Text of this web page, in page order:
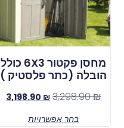
מחסן פקטור 6X3 כולל
הובלה (כתר פלסטיק )
3,298.90₪
3,198.90 ₪
בחר אפשרויות